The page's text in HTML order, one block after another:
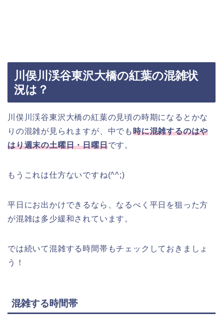
川俣川渓谷東沢大橋の紅葉の混雑状
況は？
川俣川渓谷東沢大橋の紅葉の見頃の時期になるとかな
りの混雑が見られますが、中でも時に混雑するのはや
はり週末の土曜日・日曜日です。
もうこれは仕方ないですね(^^;)
平日にお出かけできるなら、なるべく平日を狙った方
が混雑は多少緩和されています。
では続いて混雑する時間帯もチェックしておきましょ
う！
混雑する時間帯